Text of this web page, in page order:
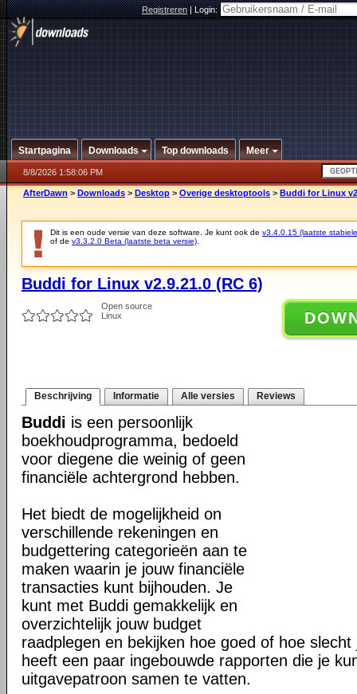
Registreren|Login:
Startpagina Downloads Top downloads Meer
8/8/2026 1:58:06 PM
AfterDawn > Downloads > Desktop > Overige desktoptools > Buddi for Linux
Dit is een oude versie van deze software. Je kunt ook de v3.4.0.15 (laatste
of de v3.3.2.0 Beta (laatste beta versie)
Buddi for Linux v2.9.21.0 (RC 6)
Open source
Linux
Beschrijving Informatie Alle versies Reviews
Buddi is een persoonlijk
boekhoudprogramma, bedoeld
voor diegene die weinig of geen
financiële achtergrond hebben.
Het biedt de mogelijkheid on
verschillende rekeningen en
budgettering categorieën aan te
maken waarin je jouw financiële
transacties kunt bijhouden. Je
kunt met Buddi gemakkelijk en
overzichtelijk jouw budget
raadplegen en bekijken hoe goed of hoe
heeft een paar ingebouwde rapporten die je
uitgavepatroon samen te vatten.